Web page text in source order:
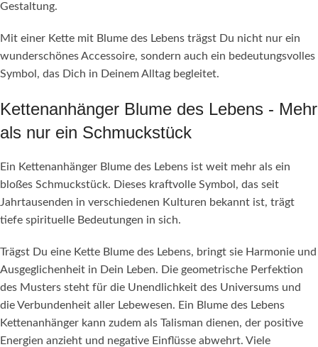
Gestaltung.
Mit einer Kette mit Blume des Lebens trägst Du nicht nur ein
wunderschönes Accessoire, sondern auch ein bedeutungsvolles
Symbol, das Dich in Deinem Alltag begleitet.
Kettenanhänger Blume des Lebens - Mehr
als nur ein Schmuckstück
Ein Kettenanhänger Blume des Lebens ist weit mehr als ein
bloßes Schmuckstück. Dieses kraftvolle Symbol, das seit
Jahrtausenden in verschiedenen Kulturen bekannt ist, trägt
tiefe spirituelle Bedeutungen in sich.
Trägst Du eine Kette Blume des Lebens, bringt sie Harmonie und
Ausgeglichenheit in Dein Leben. Die geometrische Perfektion
des Musters steht für die Unendlichkeit des Universums und
die Verbundenheit aller Lebewesen. Ein Blume des Lebens
Kettenanhänger kann zudem als Talisman dienen, der positive
Energien anzieht und negative Einflüsse abwehrt. Viele